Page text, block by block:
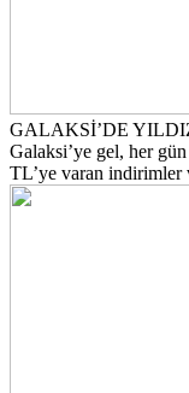
GALAKSİ’DE
Galaksi’ye gel, her gün
TL’ye varan